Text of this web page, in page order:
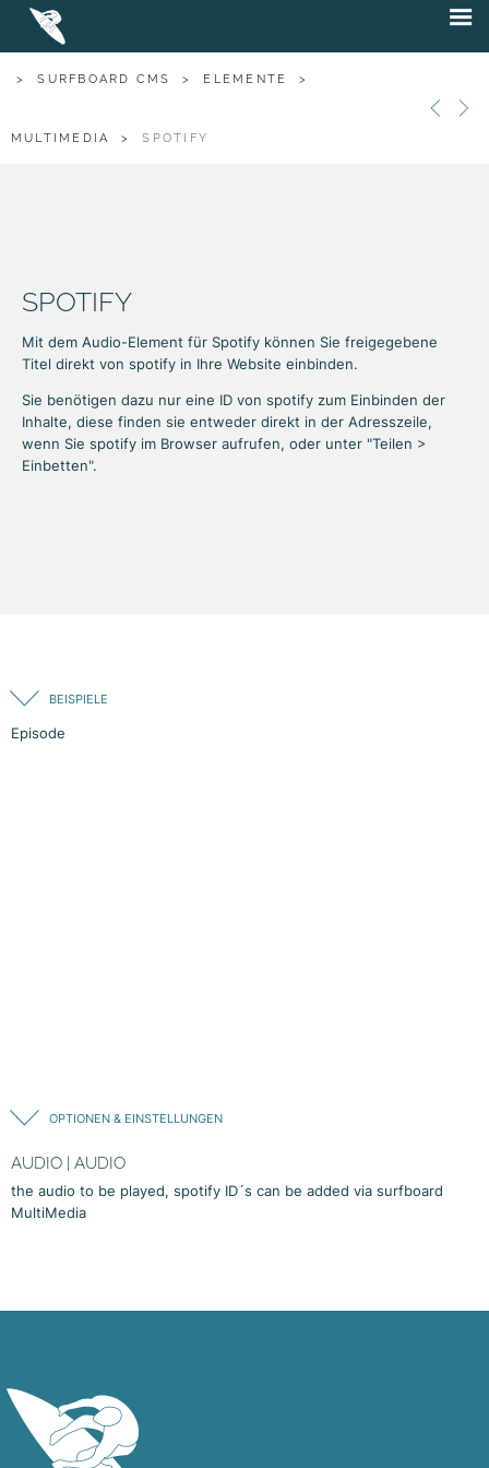
> SURFBOARD CMS > ELEMENTE >
MULTIMEDIA > SPOTIFY
SPOTIFY
Mit dem Audio-Element für Spotify können Sie freigegebene
Titel direkt von spotify in Ihre Website einbinden.
Sie benötigen dazu nur eine ID von spotify zum Einbinden der
Inhalte, diese finden sie entweder direkt in der Adresszeile,
wenn Sie spotify im Browser aufrufen, oder unter "Teilen >
Einbetten".
BEISPIELE
Episode
OPTIONEN & EINSTELLUNGEN
AUDIO | AUDIO
the audio to be played, spotify ID´s can be added via surfboard
MultiMedia